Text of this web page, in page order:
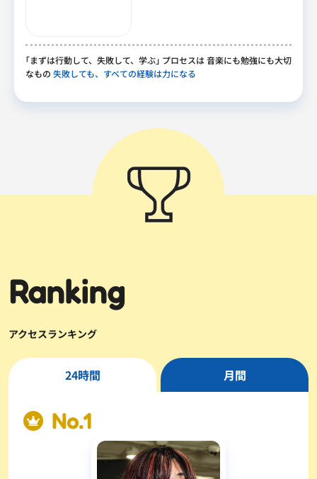
｢まずは行動して、 失敗して、 学ぶ｣ プロセスは 音楽にも勉強にも大切
なもの 失敗しても、すべての経験は力になる
Ranking
アクセスランキング
24時間 月間